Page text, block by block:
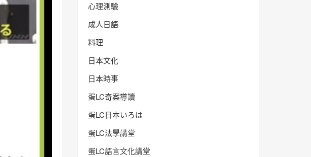
心理測驗
成人日語
料理
日本文化
日本時事
蛋LC奇案導讀
蛋LC日本いろは
蛋LC法學講堂
蛋LC語言文化講堂